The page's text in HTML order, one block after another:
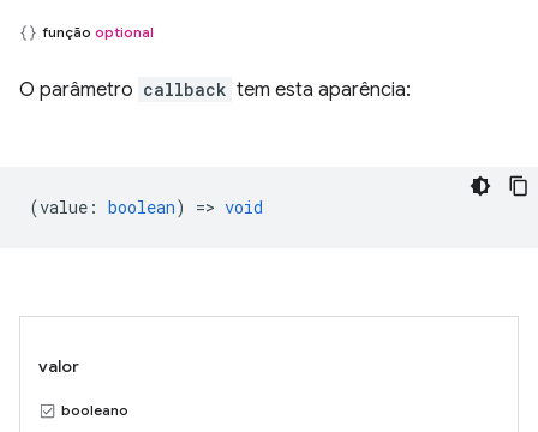
função optional
O parâmetro callback tem esta aparência:
(value : boolean) => void
valor
booleano